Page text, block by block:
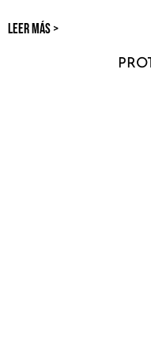
LEER MÁS >